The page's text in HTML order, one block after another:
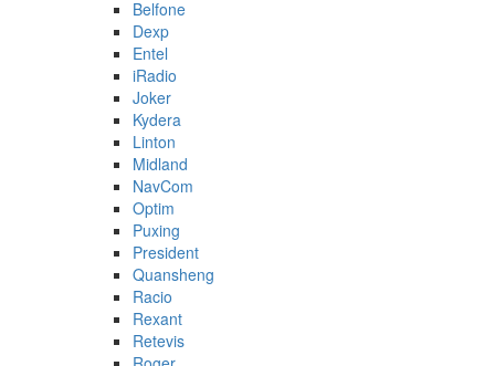
Belfone
Dexp
Entel
iRadio
Joker
Kydera
Linton
Midland
NavCom
Optim
Puxing
President
Quansheng
Racio
Rexant
Retevis